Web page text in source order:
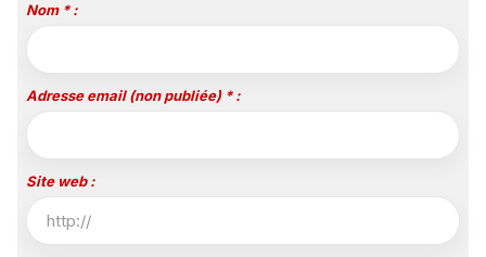
Nom * :
Adresse email (non publiée) * :
Site web :